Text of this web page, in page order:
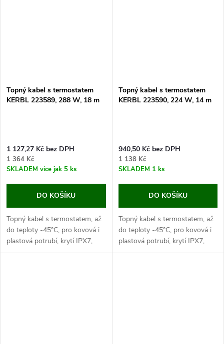
Topný kabel s termostatem
KERBL 223589, 288 W, 18 m
1 127,27 Kč bez DPH
1 364 Kč
SKLADEM více jak 5 ks
DO KOŠÍKU
Topný kabel s termostatem, až
do teploty -45°C, pro kovová i
plastová potrubí, krytí IPX7,
topný kabel 18m, délka napájecí
Topný kabel s termostatem
KERBL 223590, 224 W, 14 m
940,50 Kč bez DPH
1 138 Kč
SKLADEM 1 ks
DO KOŠÍKU
Topný kabel s termostatem, až
do teploty -45°C, pro kovová i
plastová potrubí, krytí IPX7,
topný kabel 14m, napájecí kabel